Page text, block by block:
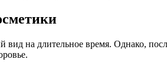
на длительное время. Однако,